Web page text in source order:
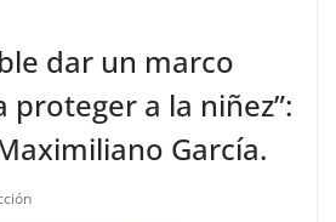
dar un marco
a la niñez”:
García.